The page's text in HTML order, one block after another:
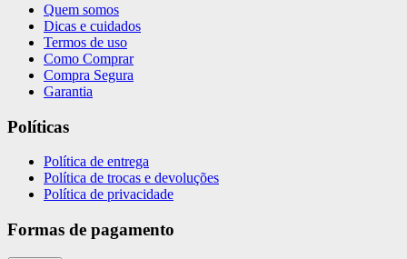
Quem somos
Dicas e cuidados
Termos de uso
Como Comprar
Compra Segura
Garantia
Políticas
Política de entrega
Política de trocas e devoluções
Política de privacidade
Formas de pagamento